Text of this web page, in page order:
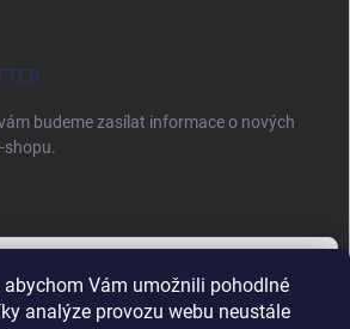
abychom Vám umožnili pohodlné
analýze provozu webu neustále
budeme zasílat informace o nových
shopu.